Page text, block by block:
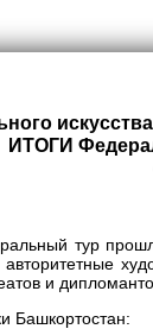
ИТОГИ
тур
и
Башкортостан: